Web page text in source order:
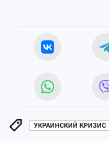
УКРАИНСКИЙ КРИЗИС